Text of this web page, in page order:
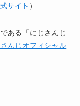
サイト ）
ある「にじさんじ
んじオフィシャル